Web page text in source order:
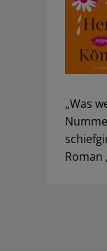
„Was
Roman